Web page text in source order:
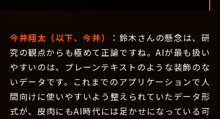
今井翔太（以下、今井）
：鈴木さんの懸念は、研
究の観点からも極めて正論ですね。AIが最も扱い
やすいのは、プレーンテキストのような装飾のな
いデータです。これまでのアプリケーションで人
間向けに使いやすいよう整えられていたデータ形
式が、皮肉にもAI時代には足かせになっている可